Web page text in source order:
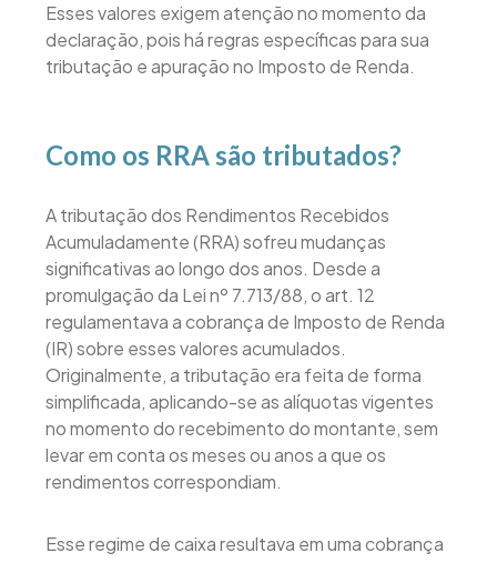
Esses valores exigem atenção no momento da
declaração, pois há regras específicas para sua
tributação e apuração no Imposto de Renda.
Como os RRA são tributados?
A tributação dos Rendimentos Recebidos
Acumuladamente (RRA) sofreu mudanças
significativas ao longo dos anos. Desde a
promulgação da Lei nº 7.713/88, o art. 12
regulamentava a cobrança de Imposto de Renda
(IR) sobre esses valores acumulados.
Originalmente, a tributação era feita de forma
simplificada, aplicando-se as alíquotas vigentes
no momento do recebimento do montante, sem
levar em conta os meses ou anos a que os
rendimentos correspondiam.
Esse regime de caixa resultava em uma cobrança